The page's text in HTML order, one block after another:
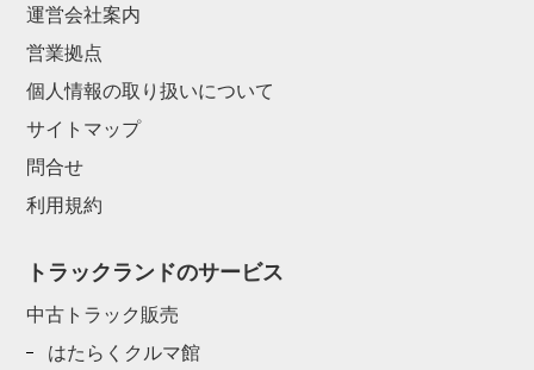
運営会社案内
営業拠点
個人情報の取り扱いについて
サイトマップ
問合せ
利用規約
トラックランドのサービス
中古トラック販売
はたらくクルマ館